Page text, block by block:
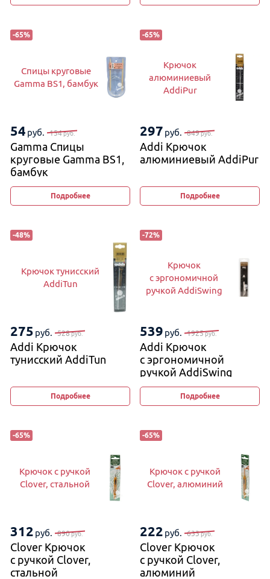
-65%
Спицы круговые
Gamma BS1, бамбук
54 руб. 154руб.
Gamma Спицы
круговые Gamma BS1,
бамбук
Подробнее
-65%
Крючок
алюминиевый
AddiPur
297 руб. 849руб.
Addi Крючок
алюминиевый AddiPur
Подробнее
-48%
Крючок тунисский
AddiTun
275 руб. 528руб.
Addi Крючок
тунисский AddiTun
Подробнее
-72%
Крючок
с эргономичной
ручкой AddiSwing
539 руб. 1925руб.
Addi Крючок
с эргономичной
ручкой AddiSwing
Подробнее
-65%
Крючок с ручкой
Clover, стальной
312 руб. 890руб.
Clover Крючок
с ручкой Clover,
стальной
-65%
Крючок с ручкой
Clover, алюминий
222 руб. 633руб.
Clover Крючок
с ручкой Clover,
алюминий